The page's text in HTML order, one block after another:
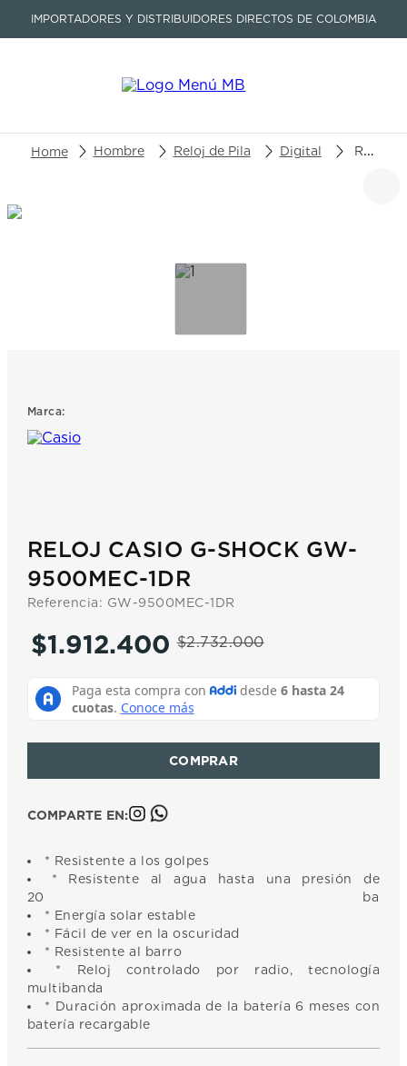
IMPORTADORES Y DISTRIBUIDORES DIRECTOS DE COLOMBIA
Buscar un producto o artículo
Hombre Reloj de Pila Digital Reloj Casio G-Shock GW-9500MEC-1DR
Marca:
RELOJ CASIO G-SHOCK GW-
9500MEC-1DR
Referencia: GW-9500MEC-1DR
$2.732.000
$1.912.400
COMPARTE EN:
* Resistente a los golpes
* Resistente al agua hasta una presión de
20 bares
* Energía solar estable
* Fácil de ver en la oscuridad
* Resistente al barro
* Reloj controlado por radio, tecnología
multibanda
* Duración aproximada de la batería 6 meses con
batería recargable